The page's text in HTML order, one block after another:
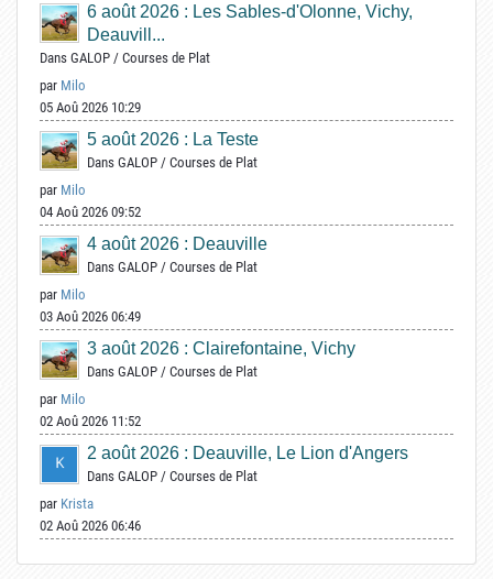
6 août 2026 : Les Sables-d'Olonne, Vichy,
Deauvill...
Dans GALOP / Courses de Plat
par Milo
05 Aoû 2026 10:29
5 août 2026 : La Teste
Dans GALOP / Courses de Plat
par Milo
04 Aoû 2026 09:52
4 août 2026 : Deauville
Dans GALOP / Courses de Plat
par Milo
03 Aoû 2026 06:49
3 août 2026 : Clairefontaine, Vichy
Dans GALOP / Courses de Plat
par Milo
02 Aoû 2026 11:52
2 août 2026 : Deauville, Le Lion d'Angers
Dans GALOP / Courses de Plat
par Krista
02 Aoû 2026 06:46